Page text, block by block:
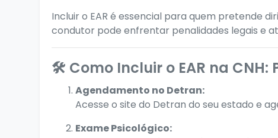
Incluir o EAR é essencial para quem pretende
condutor pode enfrentar penalidades legais e
🛠️ Como Incluir o EAR na CNH:
Agendamento no Detran:
Acesse o site do Detran do seu estado e
Exame Psicológico: